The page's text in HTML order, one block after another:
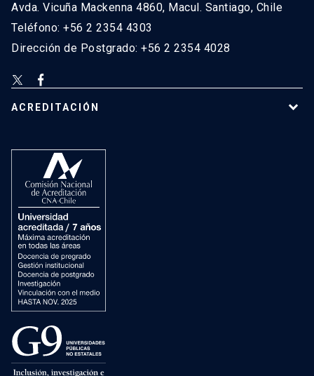
Avda. Vicuña Mackenna 4860, Macul. Santiago, Chile
Teléfono: +56 2 2354 4303
Dirección de Postgrado: +56 2 2354 4028
ACREDITACIÓN